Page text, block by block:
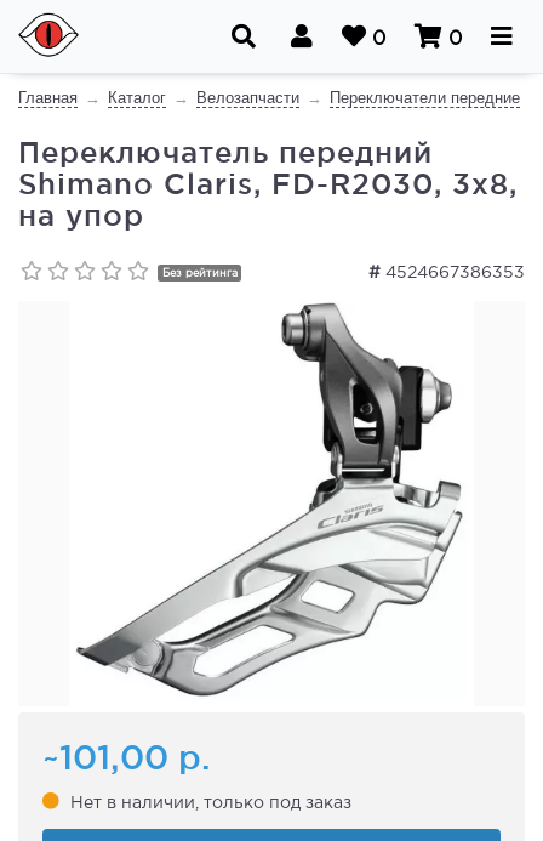
0 0
Главная Каталог Велозапчасти Переключатели передние
Переключатель передний
Shimano Claris, FD-R2030, 3x8,
на упор
# 4524667386353
Без рейтинга
~101,00 р.
Нет в наличии, только под заказ